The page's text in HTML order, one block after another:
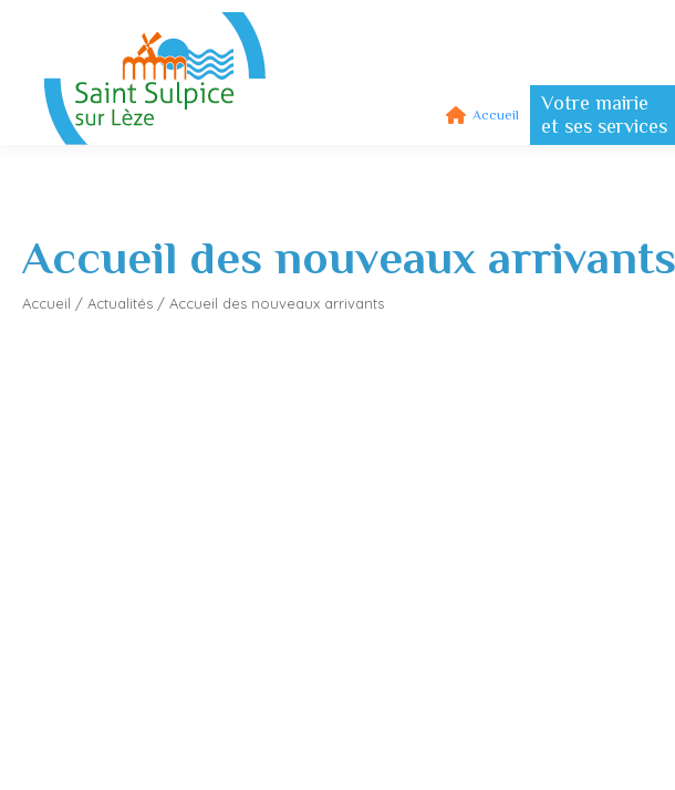
Accueil
Votre mairie
et ses services
Accueil des nouveaux arrivants
Accueil / Actualités / Accueil des nouveaux arrivants